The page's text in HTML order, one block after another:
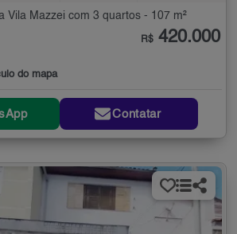
Vila Mazzei com 3 quartos - 107 m²
do mapa
R$ 420.000
Contatar